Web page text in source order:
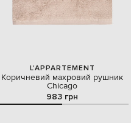
L'APPARTEMENT
Коричневий махровий рушник
Chicago
983 грн